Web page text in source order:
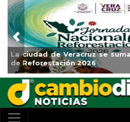
La ciudad de Veracruz se
de Reforestación 2026
Previous